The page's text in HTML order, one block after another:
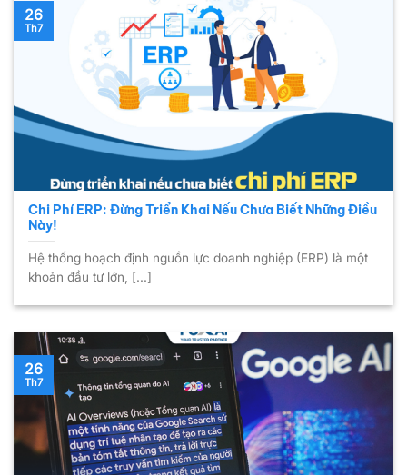
Chi Phí ERP: Đừng Triển Khai Nếu Chưa Biết Những Điều
Này!
Hệ thống hoạch định nguồn lực doanh nghiệp (ERP) là một
khoản đầu tư lớn, [...]
26
Th7
26
Th7